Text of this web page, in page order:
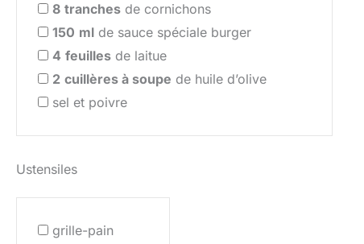
8 tranches de cornichons
150 ml de sauce spéciale burger
4 feuilles de laitue
2 cuillères à soupe de huile d’olive
sel et poivre
Ustensiles
grille-pain